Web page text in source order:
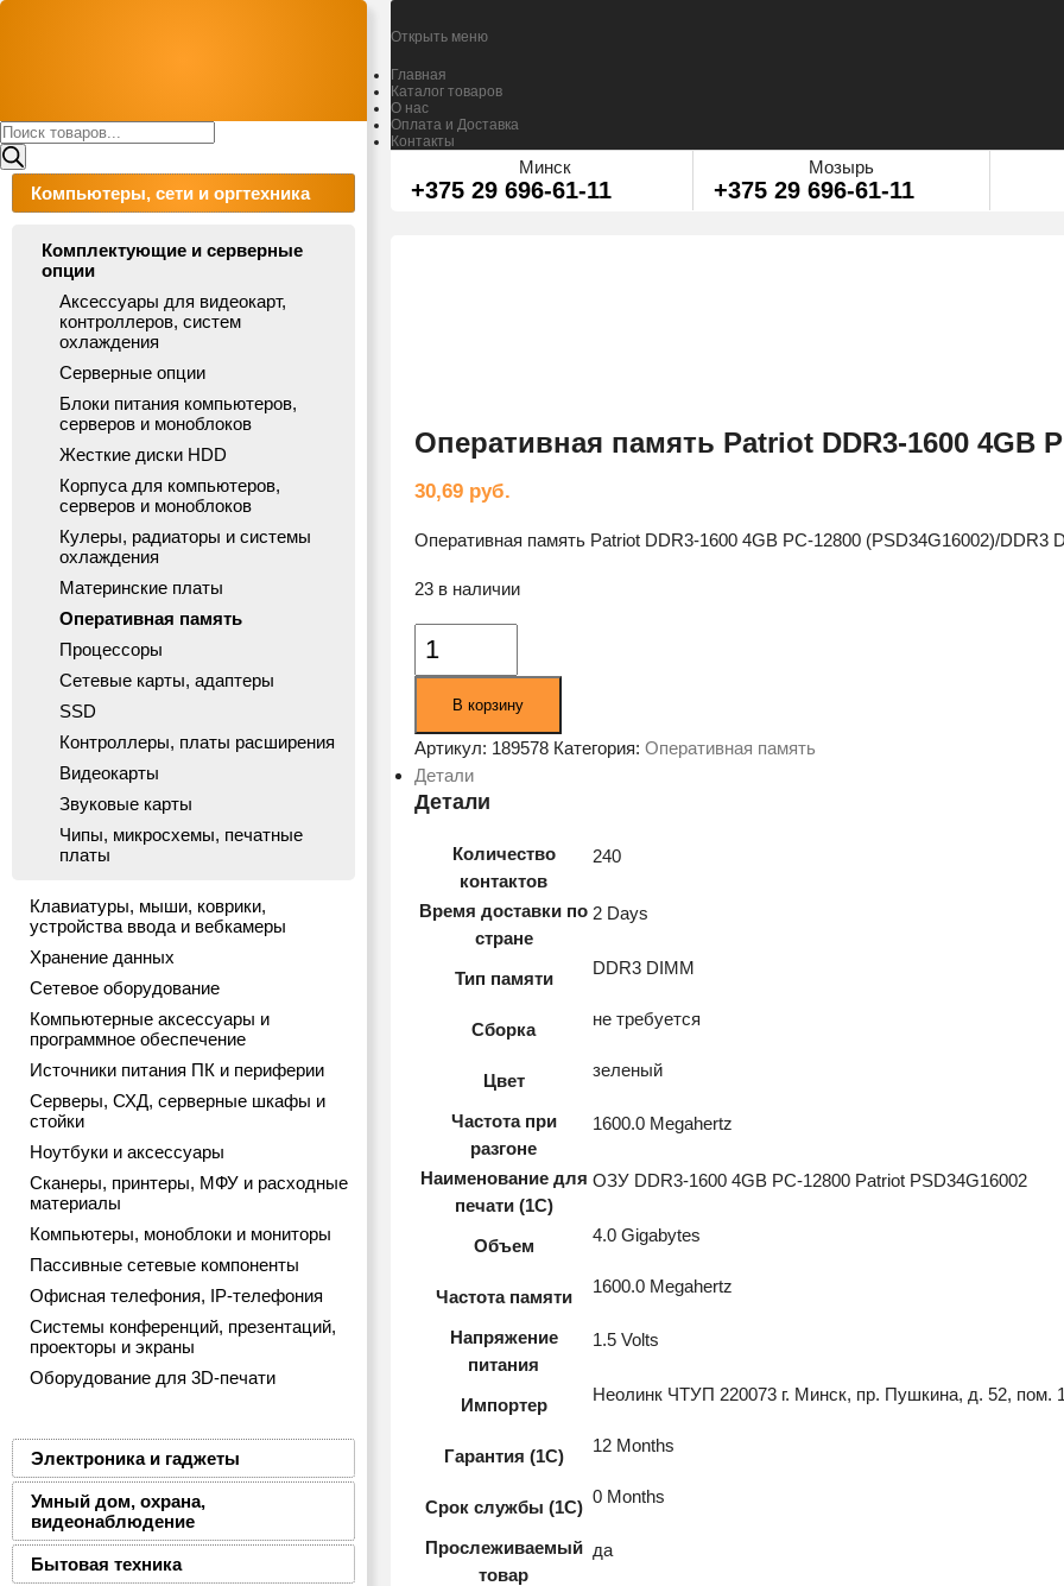
Поиск
товаров
Компьютеры, сети и оргтехника
Комплектующие и серверные
опции
Аксессуары для видеокарт,
контроллеров, систем
охлаждения
Серверные опции
Блоки питания компьютеров,
серверов и моноблоков
Жесткие диски HDD
Корпуса для компьютеров,
серверов и моноблоков
Кулеры, радиаторы и системы
охлаждения
Материнские платы
Оперативная память
Процессоры
Сетевые карты, адаптеры
SSD
Контроллеры, платы расширения
Видеокарты
Звуковые карты
Чипы, микросхемы, печатные
платы
Клавиатуры, мыши, коврики,
устройства ввода и вебкамеры
Хранение данных
Сетевое оборудование
Компьютерные аксессуары и
программное обеспечение
Источники питания ПК и периферии
Серверы, СХД, серверные шкафы и
стойки
Ноутбуки и аксессуары
Сканеры, принтеры, МФУ и расходные
материалы
Компьютеры, моноблоки и мониторы
Пассивные сетевые компоненты
Офисная телефония, IP-телефония
Системы конференций, презентаций,
проекторы и экраны
Оборудование для 3D-печати
Электроника и гаджеты
Умный дом, охрана,
видеонаблюдение
Бытовая техника
Открыть меню
Главная
Каталог товаров
О нас
Оплата и Доставка
Контакты
Минск
+375 29 696-61-11
Мозырь
+375 29 696-61-11
Оперативная память Patriot DDR3-1600 4GB
30,69 руб.
Оперативная память Patriot DDR3-1600 4GB PC-12800 (PSD34G16002)/DDR3
23 в наличии
Количество
товара
Patriot
DDR3-
1600
12800
(PSD34G16002)
В корзину
Артикул: 189578 Категория:Оперативная память
Детали
Детали
Количество
контактов
240
Время доставки по
стране
2 Days
Тип памяти
DDR3 DIMM
Сборка
не требуется
Цвет
зеленый
Частота при
разгоне
1600.0 Megahertz
Наименование для
печати (1С)
ОЗУ DDR3-1600 4GB PC-12800 Patriot PSD34G16002
Объем
4.0 Gigabytes
Частота памяти
1600.0 Megahertz
Напряжение
питания
1.5 Volts
Импортер
Неолинк ЧТУП 220073 г. Минск, пр. Пушкина, д. 52, пом.
Гарантия (1С)
12 Months
Срок службы (1С)
0 Months
Прослеживаемый
товар
да